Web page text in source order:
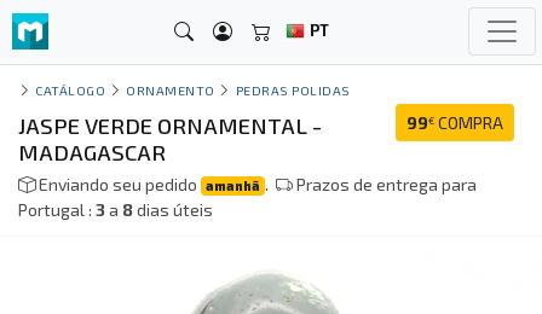
PT
CATÁLOGO ORNAMENTO PEDRAS POLIDAS
99€ COMPRA
JASPE VERDE ORNAMENTAL -
MADAGASCAR
Enviando seu pedido amanhã .
Prazos de entrega para
Portugal : 3a 8dias úteis